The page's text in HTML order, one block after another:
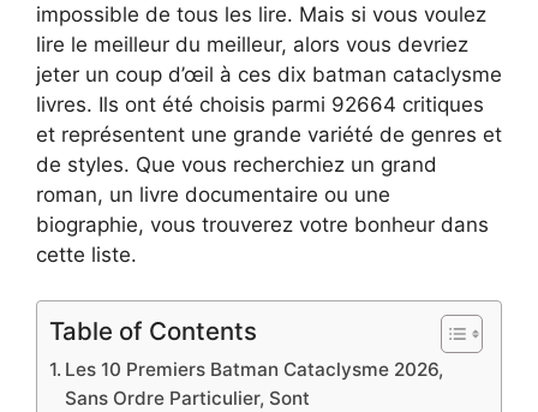
impossible de tous les lire. Mais si vous voulez
lire le meilleur du meilleur, alors vous devriez
jeter un coup d’œil à ces dix batman cataclysme
livres. Ils ont été choisis parmi 92664 critiques
et représentent une grande variété de genres et
de styles. Que vous recherchiez un grand
roman, un livre documentaire ou une
biographie, vous trouverez votre bonheur dans
cette liste.
Table of Contents
Les 10 Premiers Batman Cataclysme 2026,
Sans Ordre Particulier, Sont